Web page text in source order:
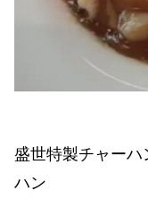
盛世特製チャー
ハン